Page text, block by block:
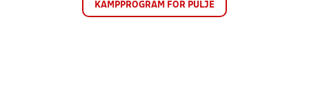
KAMPPROGRAM FOR PULJE